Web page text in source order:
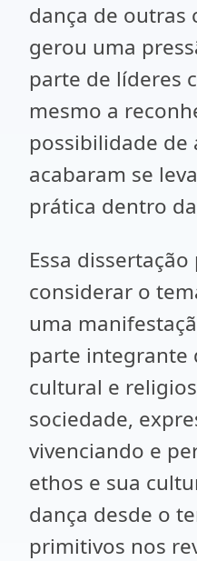
dança de outras
gerou uma
parte de líderes
mesmo a
possibilidade de
acabaram se
prática dentro
Essa
considerar o
uma
parte integrante
cultural e
sociedade,
vivenciando e
ethos e sua
dança desde o
primitivos nos